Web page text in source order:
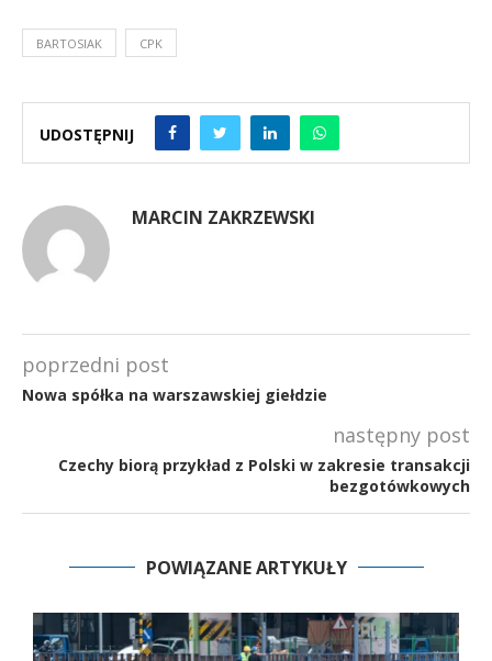
BARTOSIAK CPK
UDOSTĘPNIJ
MARCIN ZAKRZEWSKI
poprzedni post
Nowa spółka na warszawskiej giełdzie
następny post
Czechy biorą przykład z Polski w zakresie transakcji
bezgotówkowych
POWIĄZANE ARTYKUŁY